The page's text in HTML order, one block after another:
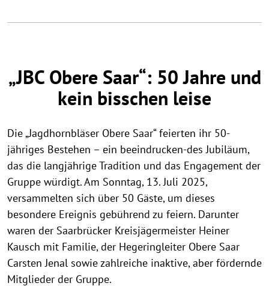
„JBC Obere Saar“: 50 Jahre und
kein bisschen leise
Die „Jagdhornbläser Obere Saar“ feierten ihr 50-
jähriges Bestehen – ein beeindrucken-des Jubiläum,
das die langjährige Tradition und das Engagement der
Gruppe würdigt. Am Sonntag, 13. Juli 2025,
versammelten sich über 50 Gäste, um dieses
besondere Ereignis gebührend zu feiern. Darunter
waren der Saarbrücker Kreisjägermeister Heiner
Kausch mit Familie, der Hegeringleiter Obere Saar
Carsten Jenal sowie zahlreiche inaktive, aber fördernde
Mitglieder der Gruppe.